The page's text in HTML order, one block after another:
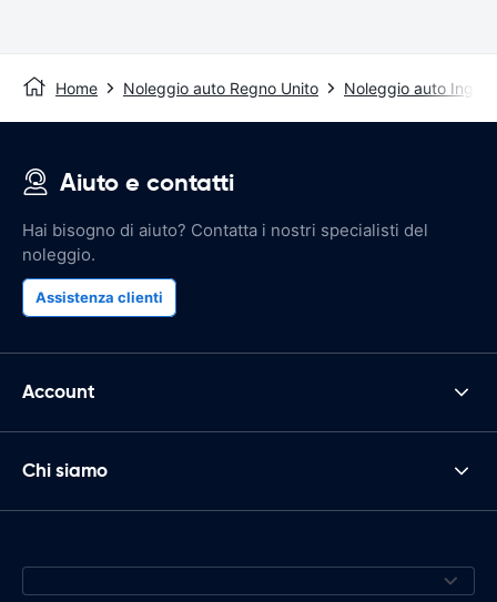
Home Noleggio auto Regno Unito Noleggio auto
Aiuto e contatti
Hai bisogno di aiuto? Contatta i nostri specialisti del
noleggio.
Assistenza clienti
Account
Chi siamo